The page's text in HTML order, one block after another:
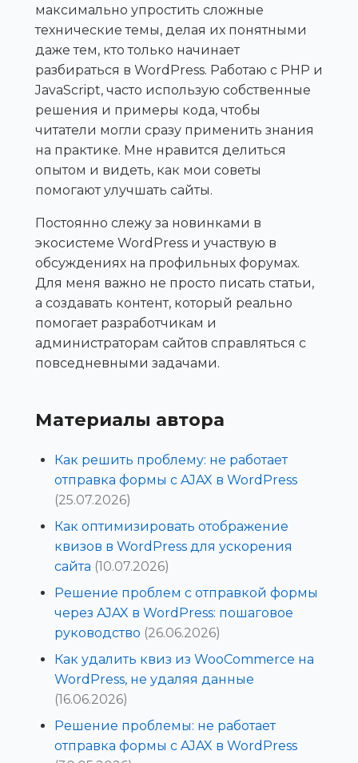
максимально упростить сложные
технические темы, делая их понятными
даже тем, кто только начинает
разбираться в WordPress. Работаю с PHP и
JavaScript, часто использую собственные
решения и примеры кода, чтобы
читатели могли сразу применить знания
на практике. Мне нравится делиться
опытом и видеть, как мои советы
помогают улучшать сайты.
Постоянно слежу за новинками в
экосистеме WordPress и участвую в
обсуждениях на профильных форумах.
Для меня важно не просто писать статьи,
а создавать контент, который реально
помогает разработчикам и
администраторам сайтов справляться с
повседневными задачами.
Материалы автора
Как решить проблему: не работает
отправка формы с AJAX в WordPress
(25.07.2026)
Как оптимизировать отображение
квизов в WordPress для ускорения
сайта (10.07.2026)
Решение проблем с отправкой формы
через AJAX в WordPress: пошаговое
руководство (26.06.2026)
Как удалить квиз из WooCommerce на
WordPress, не удаляя данные
(16.06.2026)
Решение проблемы: не работает
отправка формы с AJAX в WordPress